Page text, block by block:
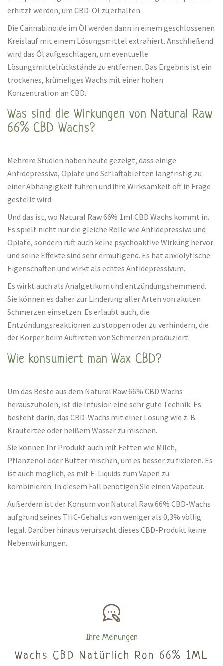
erhitzt werden, um CBD-Öl zu erhalten.
Die Cannabinoide im Öl werden dann in einem geschlossenen
Kreislauf mit einem Lösungsmittel extrahiert. Anschließend
wird das Öl aufgeschlagen, um eventuelle
Lösungsmittelrückstände zu entfernen. Das Ergebnis ist ein
trockenes, krümeliges Wachs mit einer hohen
Konzentration an CBD.
Was sind die Wirkungen von Natural Raw
66% CBD Wachs?
Mehrere Studien haben heute gezeigt, dass einige
Antidepressiva, Opiate und Schlaftabletten langfristig zu
einer Abhängigkeit führen und ihre Wirksamkeit oft in Frage
gestellt wird.
Und das ist, wo Natural Raw 66% 1ml CBD Wachs kommt in.
Es spielt nicht nur die gleiche Rolle wie Antidepressiva und
Opiate, sondern ruft auch keine psychoaktive Wirkung hervor
und seine Effekte sind sehr ermutigend. Es hat anxiolytische
Eigenschaften und wirkt als echtes Antidepressivum.
Es wirkt auch als Analgetikum und entzündungshemmend.
Sie können es daher zur Linderung aller Arten von akuten
Schmerzen einsetzen. Es erlaubt auch, die
Entzündungsreaktionen zu stoppen oder zu verhindern, die
der Körper beim Auftreten von Schmerzen produziert.
Wie konsumiert man Wax CBD?
Um das Beste aus dem Natural Raw 66% CBD Wachs
herauszuholen, ist die Infusion eine sehr gute Technik. Es
besteht darin, das CBD-Wachs mit einer Lösung wie z. B.
Kräutertee oder heißem Wasser zu mischen.
Sie können Ihr Produkt auch mit Fetten wie Milch,
Pflanzenöl oder Butter mischen, um es besser zu fixieren. Es
ist auch möglich, es mit E-Liquids zum Vapen zu
kombinieren. In diesem Fall benötigen Sie einen Vapoteur.
Außerdem ist der Konsum von Natural Raw 66% CBD-Wachs
aufgrund seines THC-Gehalts von weniger als 0,3% völlig
legal. Darüber hinaus verursacht dieses CBD-Produkt keine
Nebenwirkungen.
Ihre Meinungen
Wachs CBD Natürlich Roh 66% 1ML